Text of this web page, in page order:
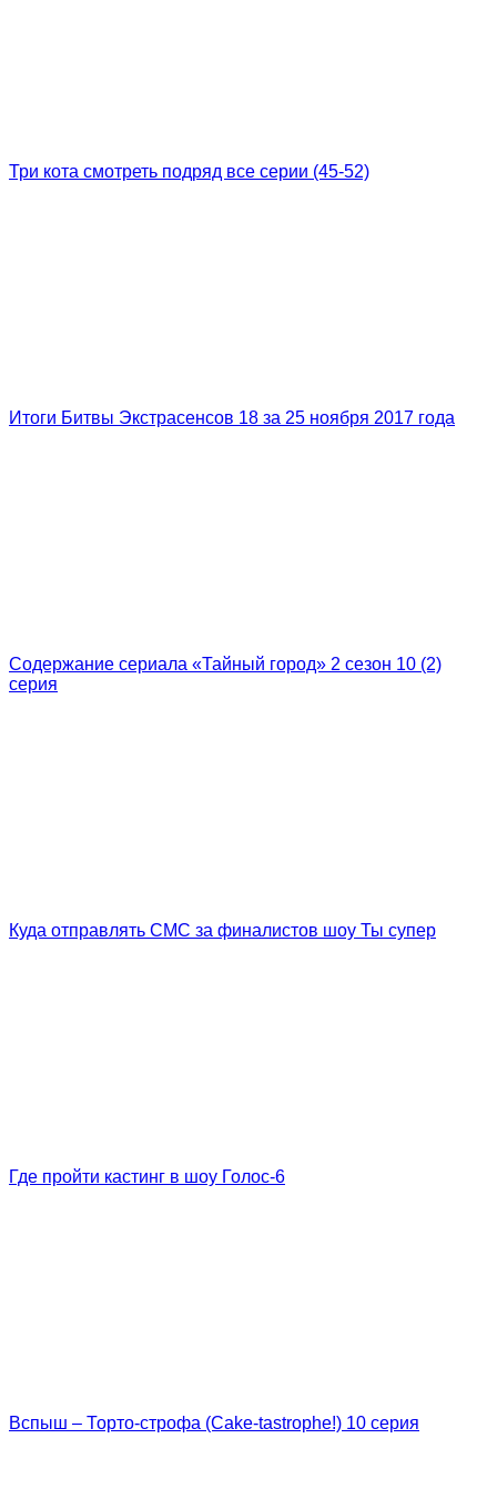
Три кота смотреть подряд все серии (45-52)
Итоги Битвы Экстрасенсов 18 за 25 ноября 2017 года
Содержание сериала «Тайный город» 2 сезон 10 (2)
серия
Куда отправлять СМС за финалистов шоу Ты супер
Где пройти кастинг в шоу Голос-6
Вспыш – Торто-строфа (Cake-tastrophe!) 10 серия